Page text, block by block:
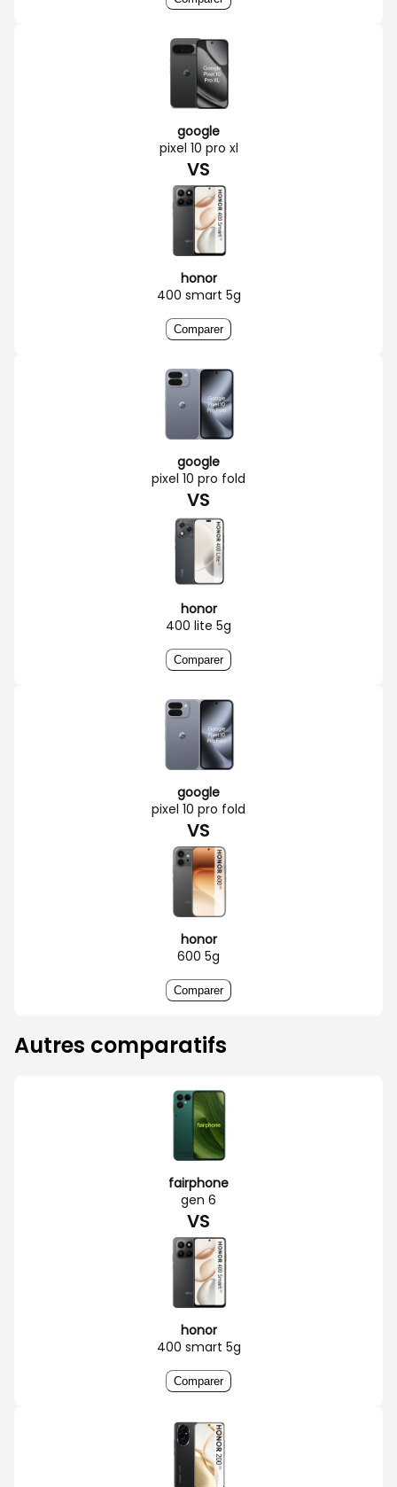
google
pixel 10 pro xl
VS
honor
400 smart 5g
Comparer
google
pixel 10 pro fold
VS
honor
400 lite 5g
Comparer
google
pixel 10 pro fold
VS
honor
600 5g
Comparer
Autres comparatifs
fairphone
gen 6
VS
honor
400 smart 5g
Comparer